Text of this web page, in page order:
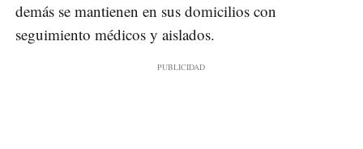
demás se mantienen en sus domicilios con
seguimiento médicos y aislados.